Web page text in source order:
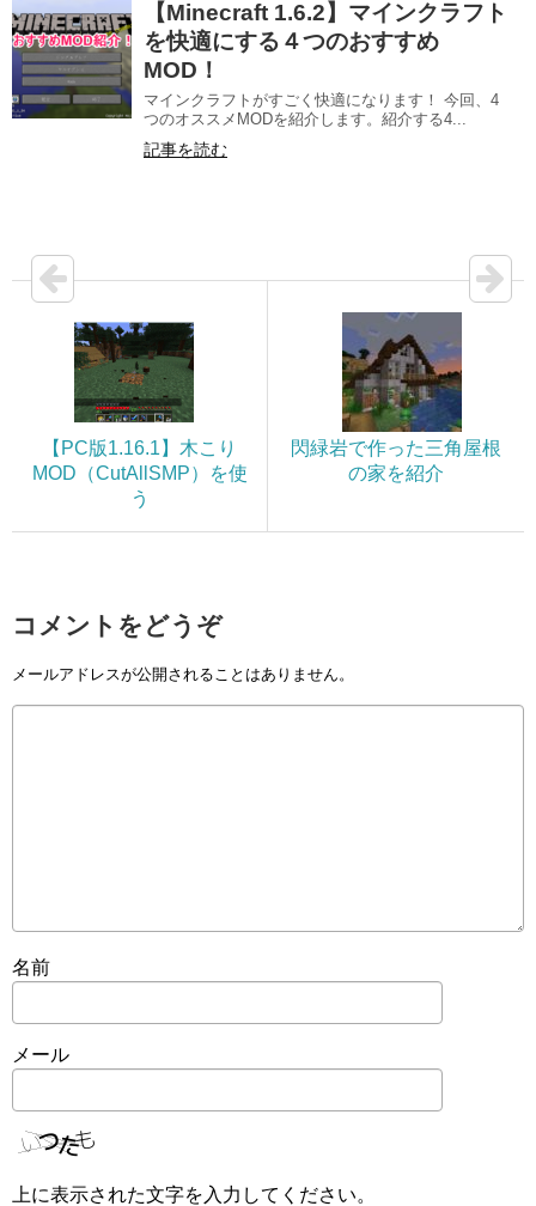
【Minecraft 1.6.2】マインクラフト
を快適にする４つのおすすめ
MOD！
マインクラフトがすごく快適になります！ 今回、4
つのオススメMODを紹介します。紹介する4...
記事を読む
【PC版1.16.1】木こり
MOD（CutAllSMP）を使
う
閃緑岩で作った三角屋根
の家を紹介
コメントをどうぞ
メールアドレスが公開されることはありません。
名前
メール
上に表示された文字を入力してください。